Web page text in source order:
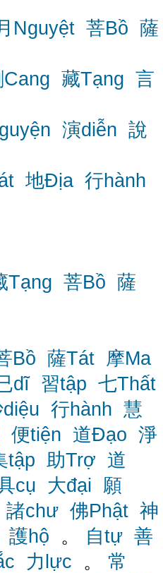
Nguyệt 菩Bồ 薩
Cang 藏Tạng 言
演diễn 說
地Địa 行hành
Tạng 菩Bồ 薩
Bồ 薩Tát 摩Ma
dĩ 習tập 七Thất
行hành 慧
便tiện 道Đạo 淨
tập 助Trợ 道
cụ 大đại 願
諸chư 佛Phật 神
護hộ 。 自tự 善
力lực 。 常